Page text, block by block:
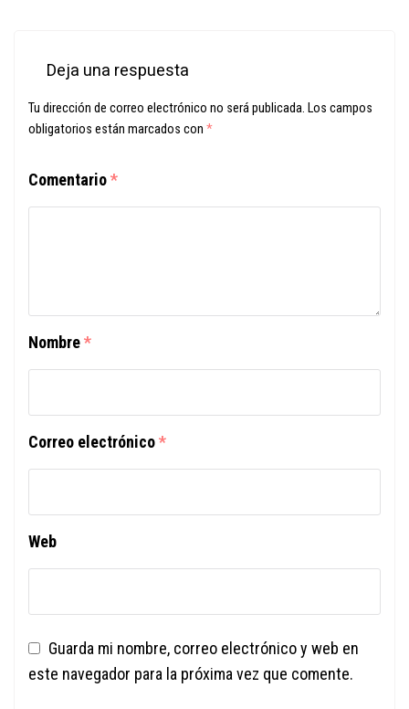
Deja una respuesta
Tu dirección de correo electrónico no será publicada. Los campos
obligatorios están marcados con *
Comentario*
Nombre*
Correo electrónico*
Web
Guarda mi nombre, correo electrónico y web en
este navegador para la próxima vez que comente.